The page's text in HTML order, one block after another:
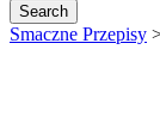
Smaczne Przepisy